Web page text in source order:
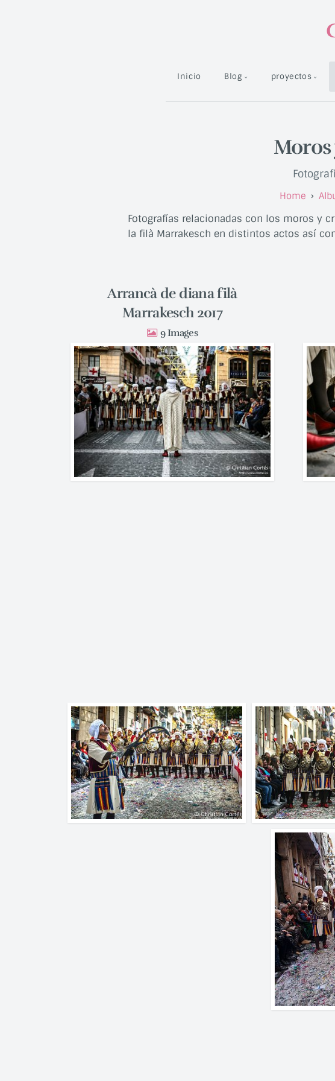
Inicio Blog proyectos
Moros
Fotografías relacionadas con los moros y
la filà Marrakesch en distintos actos así
Arrancà de diana filà
Marrakesch 2017
9